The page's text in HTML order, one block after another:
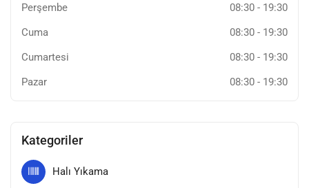
Perşembe
08:30 - 19:30
Cuma
08:30 - 19:30
Cumartesi
08:30 - 19:30
Pazar
08:30 - 19:30
Kategoriler
Halı Yıkama